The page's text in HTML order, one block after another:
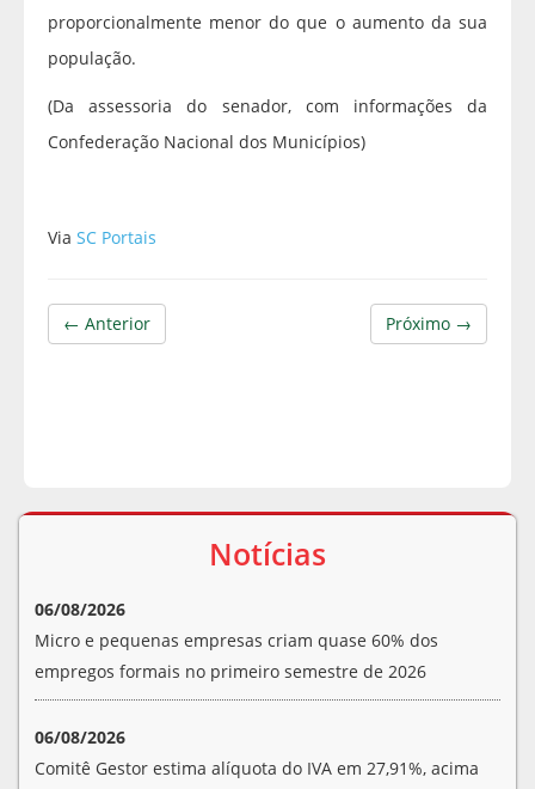
proporcionalmente menor do que o aumento da sua
população.
(Da assessoria do senador, com informações da
Confederação Nacional dos Municípios)
Via SC Portais
Próximo →
← Anterior
Notícias
06/08/2026
Micro e pequenas empresas criam quase 60% dos
empregos formais no primeiro semestre de 2026
06/08/2026
Comitê Gestor estima alíquota do IVA em 27,91%, acima